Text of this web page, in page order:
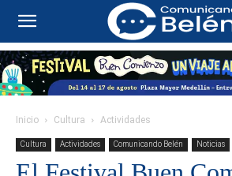
Inicio Cultura Actividades
Cultura Actividades Comunicando Belén Noticias